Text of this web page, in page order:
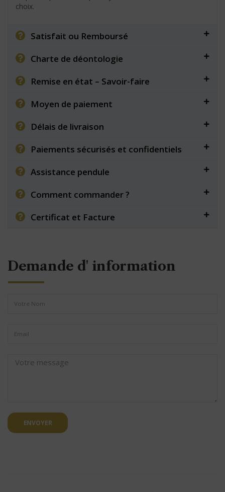
choix.
Satisfait ou Remboursé
Charte de déontologie
Remise en état – Savoir-faire
Moyen de paiement
Délais de livraison
Paiements sécurisés et confidentiels
Assistance pendule
Comment commander ?
Certificat et Facture
Demande d' information
ENVOYER